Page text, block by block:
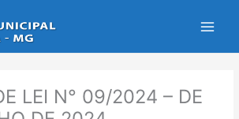
LEI N° 09/2024 – DE